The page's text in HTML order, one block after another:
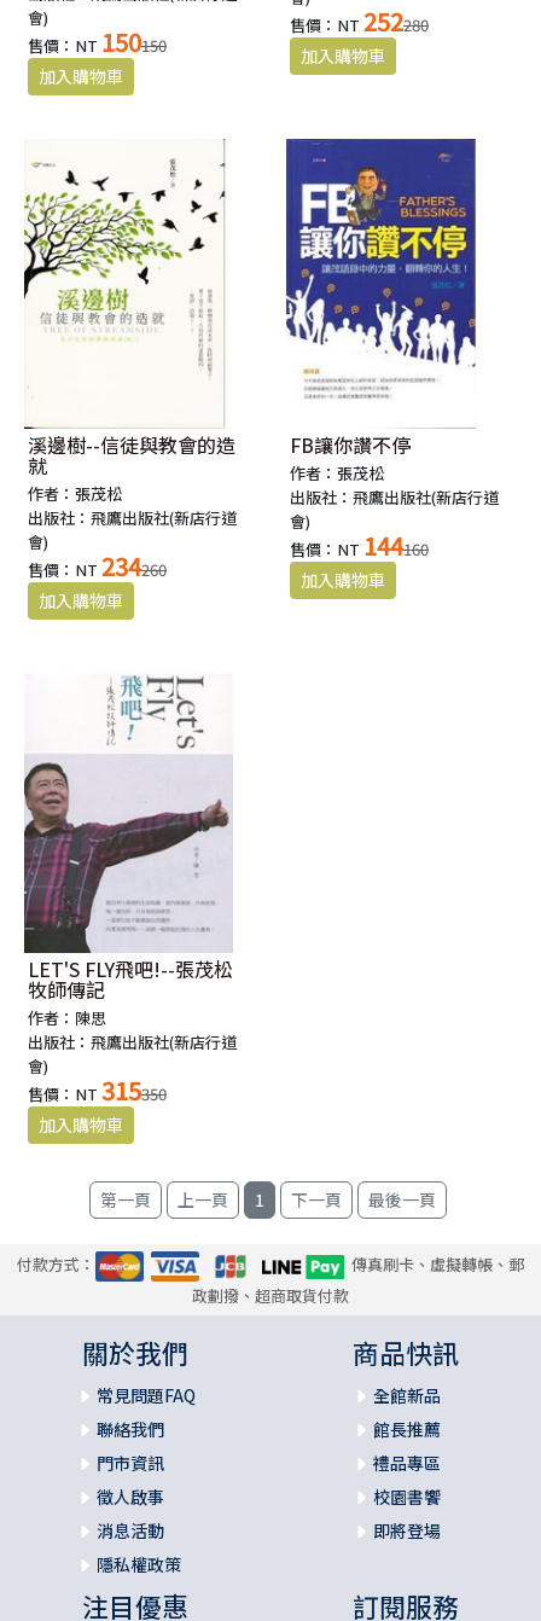
會)
售價：NT 150150
售價：NT 252280
溪邊樹--信徒與教會的造
就
作者：張茂松
出版社：飛鷹出版社(新店行道
會)
售價：NT 234260
FB讓你讚不停
作者：張茂松
出版社：飛鷹出版社(新店行道
會)
售價：NT 144160
LET'S FLY飛吧!--張茂松
牧師傳記
作者：陳思
出版社：飛鷹出版社(新店行道
會)
售價：NT 315350
1
付款方式：
傳真刷卡、虛擬轉帳、郵
政劃撥、超商取貨付款
關於我們
常見問題FAQ
聯絡我們
門市資訊
徵人啟事
消息活動
隱私權政策
商品快訊
全館新品
館長推薦
禮品專區
校園書饗
即將登場
注目優惠 訂閱服務